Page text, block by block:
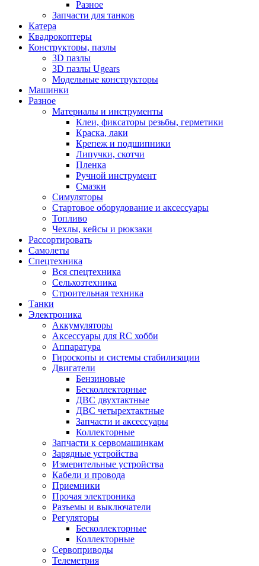
Разное
Запчасти для танков
Катера
Квадрокоптеры
Конструкторы, пазлы
3D пазлы
3D пазлы Ugears
Модельные конструкторы
Машинки
Разное
Материалы и инструменты
Клеи, фиксаторы резьбы, герметики
Краска, лаки
Крепеж и подшипники
Липучки, скотчи
Пленка
Ручной инструмент
Смазки
Симуляторы
Стартовое оборудование и аксессуары
Топливо
Чехлы, кейсы и рюкзаки
Рассортировать
Самолеты
Спецтехника
Вся спецтехника
Сельхозтехника
Строительная техника
Танки
Электроника
Аккумуляторы
Аксессуары для RC хобби
Аппаратура
Гироскопы и системы стабилизации
Двигатели
Бензиновые
Бесколлекторные
ДВС двухтактные
ДВС четырехтактные
Запчасти и аксессуары
Коллекторные
Запчасти к сервомашинкам
Зарядные устройства
Измерительные устройства
Кабели и провода
Приемники
Прочая электроника
Разъемы и выключатели
Регуляторы
Бесколлекторные
Коллекторные
Сервоприводы
Телеметрия